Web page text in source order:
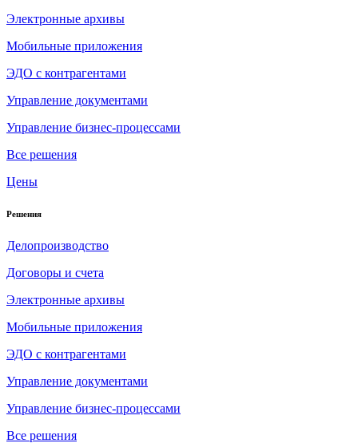
Электронные архивы
Мобильные приложения
ЭДО с контрагентами
Управление документами
Управление бизнес-процессами
Все решения
Цены
Решения
Делопроизводство
Договоры и счета
Электронные архивы
Мобильные приложения
ЭДО с контрагентами
Управление документами
Управление бизнес-процессами
Все решения